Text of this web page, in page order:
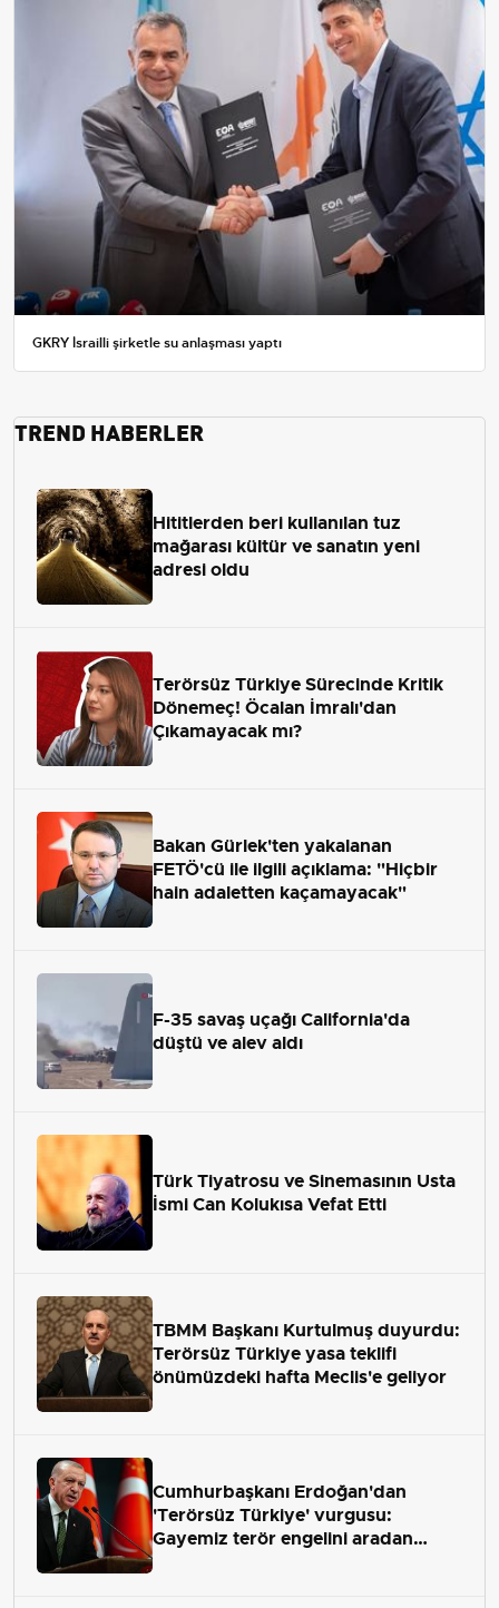
GKRY İsrailli şirketle su anlaşması yaptı
TREND HABERLER
Hititlerden beri kullanılan tuz
mağarası kültür ve sanatın yeni
adresi oldu
Terörsüz Türkiye Sürecinde Kritik
Dönemeç! Öcalan İmralı'dan
Çıkamayacak mı?
Bakan Gürlek'ten yakalanan
FETÖ'cü ile ilgili açıklama: "Hiçbir
hain adaletten kaçamayacak"
F-35 savaş uçağı California'da
düştü ve alev aldı
Türk Tiyatrosu ve Sinemasının Usta
İsmi Can Kolukısa Vefat Etti
TBMM Başkanı Kurtulmuş duyurdu:
Terörsüz Türkiye yasa teklifi
önümüzdeki hafta Meclis'e geliyor
Cumhurbaşkanı Erdoğan'dan
'Terörsüz Türkiye' vurgusu:
Gayemiz terör engelini aradan